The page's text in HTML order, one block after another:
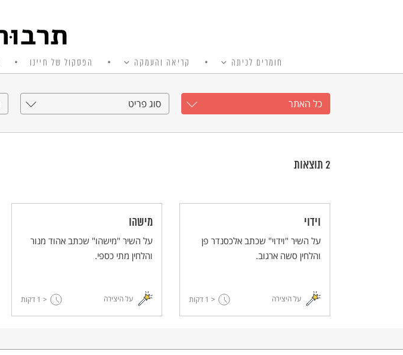
חומרים לכיתה קריאה והעמקה הפסקול של חיינו
כל האתר סוג פריט
2 תוצאות
וידוי
על השיר "וידוי" שכתב אלכסנדר פן
והלחין סשה ארגוב.
על היצירה < 1 דקות
מישהו
על השיר "מישהו" שכתב אהוד מנור
והלחין מתי כספי.
על היצירה < 1 דקות